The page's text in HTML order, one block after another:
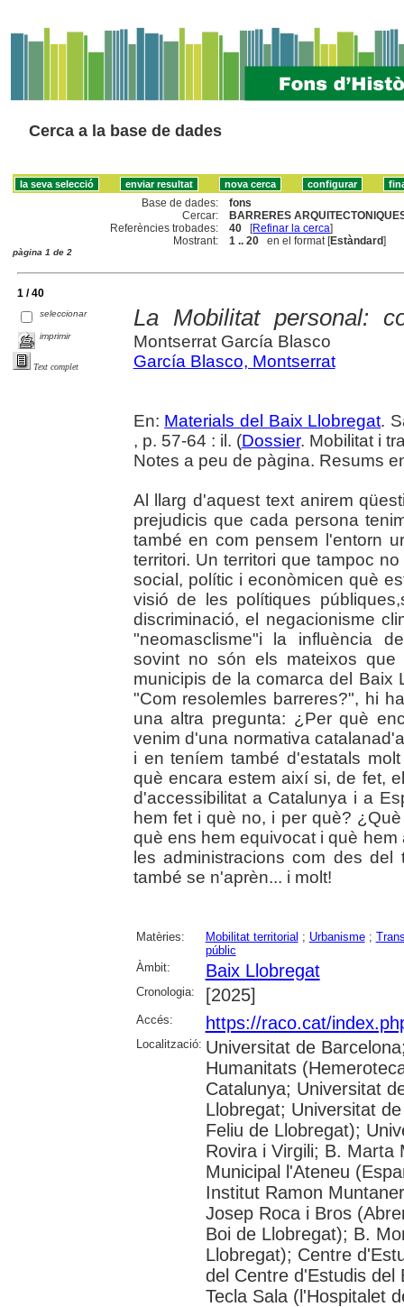
Cerca a la base de dades
Base de dades:
fons
Cercar:
BARRERES
Referències trobades:
40 [Refinar la cerca]
Mostrant:
1 .. 20 en el format [Estàndard]
pàgina 1 de 2
1 / 40
seleccionar
imprimir
Text complet
La Mobilitat personal:
Montserrat García Blasco
García Blasco, Montserrat
En: Materials del Baix Llobregat.
, p. 57-64 : il. (Dossier. Mobilitat i
Notes a peu de pàgina. Resums
Al llarg d'aquest text anirem
prejudicis que cada persona
també en com pensem l'entorn
territori. Un territori que tampoc
social, polític i econòmicen què
visió de les polítiques
discriminació, el negacionisme
"neomasclisme"i la influència
sovint no són els mateixos
municipis de la comarca del Baix
"Com resolemles barreres?", hi
una altra pregunta: ¿Per què
venim d'una normativa
i en teníem també d'estatals
què encara estem així si, de fet,
d'accessibilitat a Catalunya i a
hem fet i què no, i per què?
què ens hem equivocat i què
les administracions com des
també se n'aprèn... i molt!
Matèries: Mobilitat territorial ; Urbanisme;
públic
Àmbit:
Baix Llobregat
Cronologia: [2025]
Accés: https://raco.cat/
Localització: Universitat de
Humanitats
Catalunya; Universitat
Llobregat; Universitat
Feliu de Llobregat);
Rovira i Virgili; B. Marta
Municipal l'Ateneu
Institut Ramon
Josep Roca i Bros
Boi de Llobregat); B.
Llobregat); Centre
del Centre d'Estudis del
Tecla Sala (l'Hospitalet